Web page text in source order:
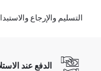
التسليم والإرجاع
الدفع عند